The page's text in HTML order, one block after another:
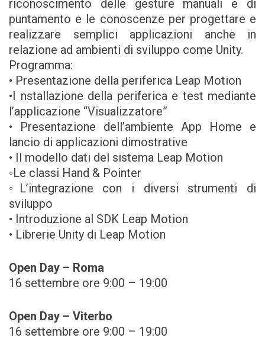
riconoscimento delle gesture manuali e di
puntamento e le conoscenze per progettare e
realizzare semplici applicazioni anche in
relazione ad ambienti di sviluppo come Unity.
Programma:
• Presentazione della periferica Leap Motion
•I nstallazione della periferica e test mediante
l’applicazione “Visualizzatore”
• Presentazione dell’ambiente App Home e
lancio di applicazioni dimostrative
• Il modello dati del sistema Leap Motion
◦Le classi Hand & Pointer
◦L’integrazione con i diversi strumenti di
sviluppo
• Introduzione al SDK Leap Motion
• Librerie Unity di Leap Motion
Open Day – Roma
16 settembre ore 9:00 – 19:00
Open Day – Viterbo
16 settembre ore 9:00 – 19:00